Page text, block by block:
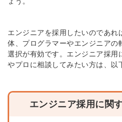
エンジニアを採用したいのであ
体、プログラマーやエンジニアの
選択が有効です。 エンジニア採用
やプロに相談してみたい方は、以
エンジニア採用に関